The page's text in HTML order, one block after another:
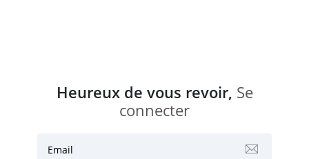
Heureux de vous revoir, Se
connecter
Email